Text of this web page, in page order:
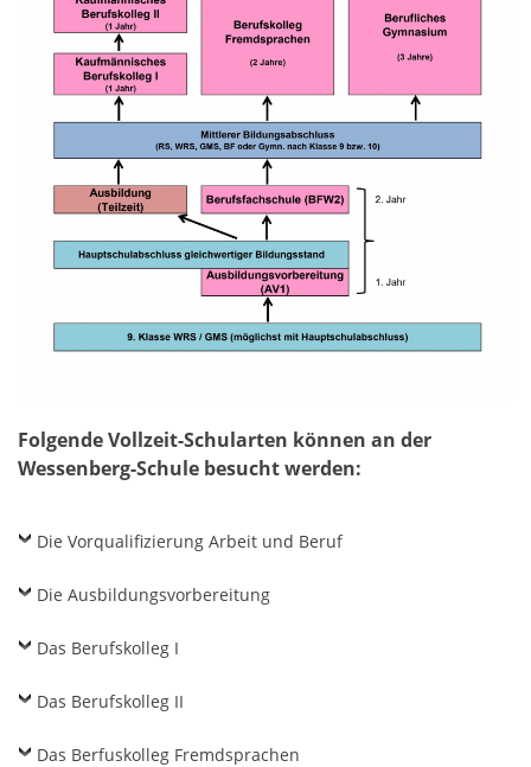
Folgende Vollzeit-Schularten können an der
Wessenberg-Schule besucht werden:
Die Vorqualifizierung Arbeit und Beruf
Die Ausbildungsvorbereitung
Das Berufskolleg I
Das Berufskolleg II
Das Berfuskolleg Fremdsprachen